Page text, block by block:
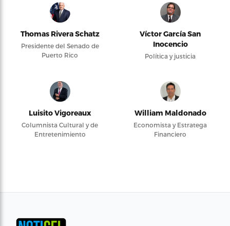
Thomas Rivera Schatz
Presidente del Senado de
Puerto Rico
Víctor García San
Inocencio
Política y justicia
Luisito Vigoreaux
Columnista Cultural y de
Entretenimiento
William Maldonado
Economista y Estratega
Financiero